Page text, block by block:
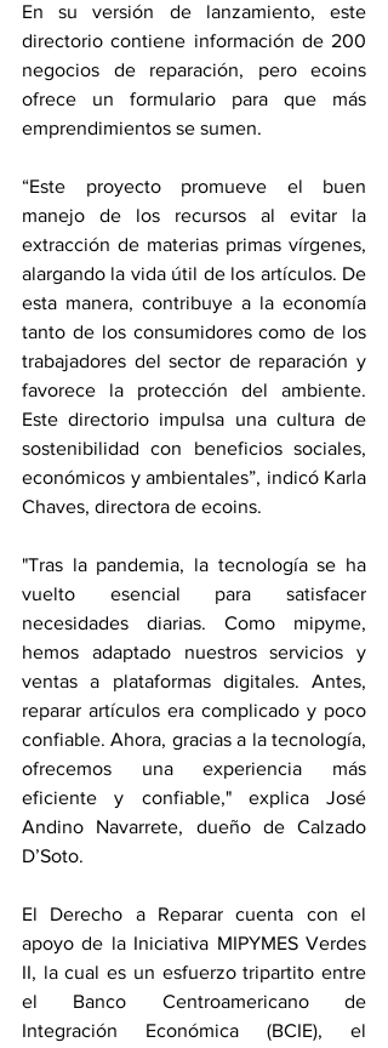
En su versión de lanzamiento, este
directorio contiene información de 200
negocios de reparación, pero ecoins
ofrece un formulario para que más
emprendimientos se sumen.
“Este proyecto promueve el buen
manejo de los recursos al evitar la
extracción de materias primas vírgenes,
alargando la vida útil de los artículos. De
esta manera, contribuye a la economía
tanto de los consumidores como de los
trabajadores del sector de reparación y
favorece la protección del ambiente.
Este directorio impulsa una cultura de
sostenibilidad con beneficios sociales,
económicos y ambientales”, indicó Karla
Chaves, directora de ecoins.
"Tras la pandemia, la tecnología se ha
vuelto esencial para satisfacer
necesidades diarias. Como mipyme,
hemos adaptado nuestros servicios y
ventas a plataformas digitales. Antes,
reparar artículos era complicado y poco
confiable. Ahora, gracias a la tecnología,
ofrecemos una experiencia más
eficiente y confiable," explica José
Andino Navarrete, dueño de Calzado
D’Soto.
El Derecho a Reparar cuenta con el
apoyo de la Iniciativa MIPYMES Verdes
II, la cual es un esfuerzo tripartito entre
el Banco Centroamericano de
Integración Económica (BCIE), el